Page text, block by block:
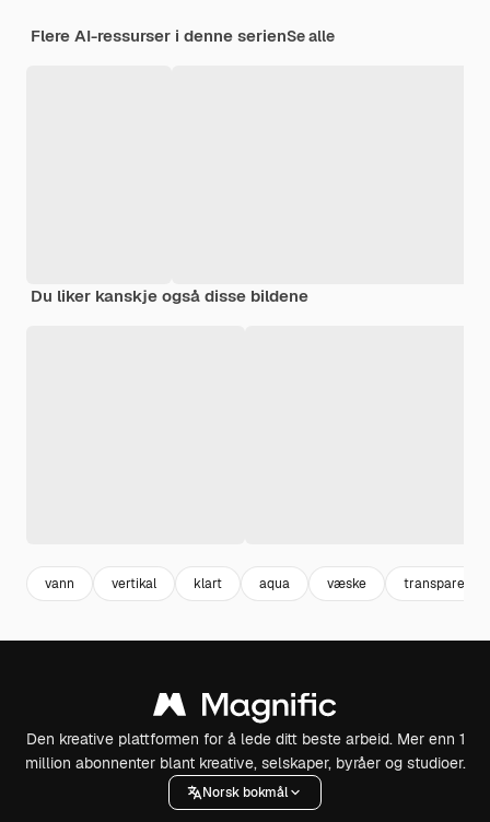
Flere AI-ressurser i denne serienSe alle
Du liker kanskje også disse bildene
vann vertikal klart aqua væske transparent
Den kreative plattformen for å lede ditt beste arbeid. Mer enn 1
million abonnenter blant kreative, selskaper, byråer og studioer.
Norsk bokmål